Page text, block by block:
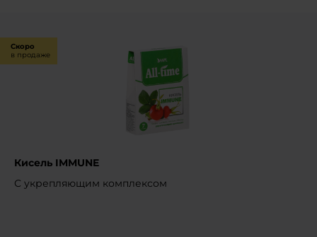
Скоро
в продаже
Кисель IMMUNE
С укрепляющим комплексом